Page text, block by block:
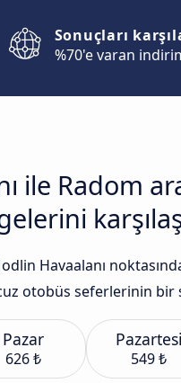
Sonuçları
%70'e varan
ile Radom
Havaalanı
otobüs seferlerinin bir
Pazar
626 ₺
Pazartesi
549 ₺